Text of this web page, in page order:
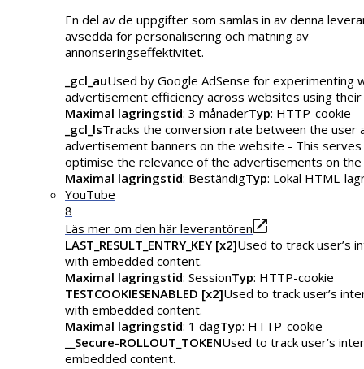
En del av de uppgifter som samlas in av denna
avsedda för personalisering och mätning av
annonseringseffektivitet.
_gcl_auUsed by Google AdSense for experimenting
advertisement efficiency across websites using their
Maximal lagringstid: 3 månaderTyp: HTTP-cookie
_gcl_lsTracks the conversion rate between the user
advertisement banners on the website - This
optimise the relevance of the advertisements on
Maximal lagringstid: BeständigTyp: Lokal HTML-
YouTube
8
Läs mer om den här leverantören
LAST_RESULT_ENTRY_KEY [x2]Used to track user’s
with embedded content.
Maximal lagringstid: SessionTyp: HTTP-cookie
TESTCOOKIESENABLED [x2]Used to track user’s
with embedded content.
Maximal lagringstid: 1 dagTyp: HTTP-cookie
__Secure-ROLLOUT_TOKENUsed to track user’s
embedded content.